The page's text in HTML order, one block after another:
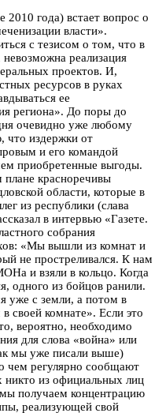
2010 года) встает вопрос о
власти».
с тезисом о том, что в
реализация
проектов. И,
ресурсов в руках
ее
региона». До поры до
очевидно уже любому
что издержки от
и его командой
приобретенные выгоды.
красноречивы
области, которые в
из республики (слава
в интервью «Газете.
собрания
«Мы вышли из комнат и
не простреливался. К нам
и взяли в кольцо. Когда
одного из бойцов ранили.
уже с земли, а потом в
своей комнате». Если это
вероятно, необходимо
для слова «война» или
мы уже писали выше)
чем регулярно сообщают
из официальных лиц
получаем концентрацию
реализующей свой